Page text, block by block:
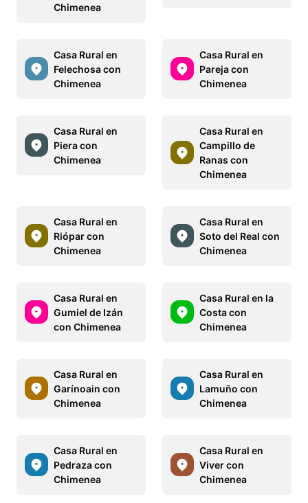
Chimenea
Casa Rural en
Felechosa con
Chimenea
Casa Rural en
Pareja con
Chimenea
Casa Rural en
Piera con
Chimenea
Casa Rural en
Campillo de
Ranas con
Chimenea
Casa Rural en
Riópar con
Chimenea
Casa Rural en
Soto del Real con
Chimenea
Casa Rural en
Gumiel de Izán
con Chimenea
Casa Rural en la
Costa con
Chimenea
Casa Rural en
Garínoain con
Chimenea
Casa Rural en
Lamuño con
Chimenea
Casa Rural en
Pedraza con
Chimenea
Casa Rural en
Viver con
Chimenea